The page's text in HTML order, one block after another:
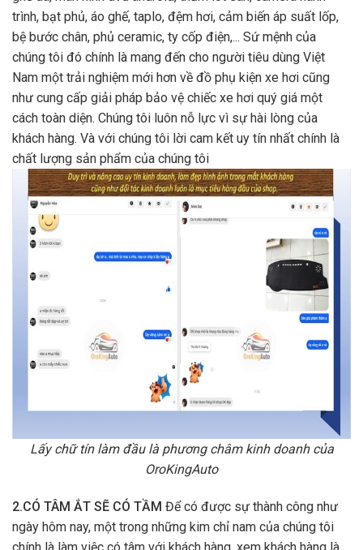
trình, bạt phủ, áo ghế, taplo, đệm hơi, cảm biến áp suất lốp,
bệ bước chân, phủ ceramic, ty cốp điện,... Sứ mệnh của
chúng tôi đó chính là mang đến cho người tiêu dùng Việt
Nam một trải nghiệm mới hơn về đồ phụ kiện xe hơi cũng
như cung cấp giải pháp bảo vệ chiếc xe hơi quý giá một
cách toàn diện. Chúng tôi luôn nỗ lực vì sự hài lòng của
khách hàng. Và với chúng tôi lời cam kết uy tín nhất chính là
chất lượng sản phẩm của chúng tôi
Lấy chữ tín làm đầu là phương châm kinh doanh của
OroKingAuto
2.CÓ TÂM ẮT SẼ CÓ TẦM Để có được sự thành công như
ngày hôm nay, một trong những kim chỉ nam của chúng tôi